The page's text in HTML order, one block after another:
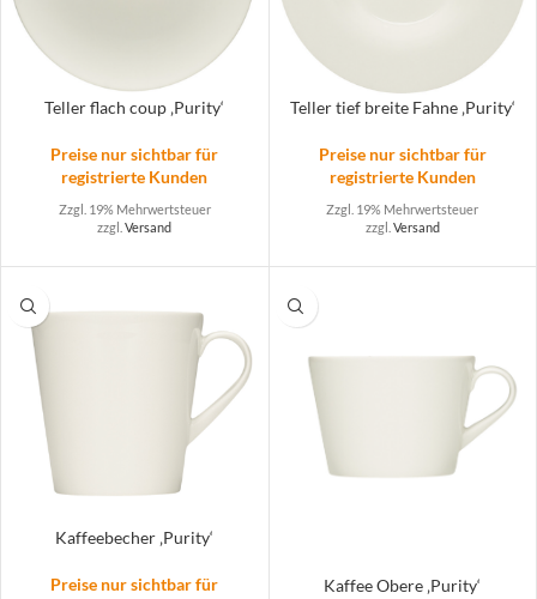
Teller flach coup ‚Purity‘
Preise nur sichtbar für
registrierte Kunden
Zzgl. 19% Mehrwertsteuer
zzgl.Versand
Teller tief breite Fahne ‚Purity‘
Preise nur sichtbar für
registrierte Kunden
Zzgl. 19% Mehrwertsteuer
zzgl. Versand
Kaffeebecher ‚Purity‘
Preise nur sichtbar für
Kaffee Obere ‚Purity‘